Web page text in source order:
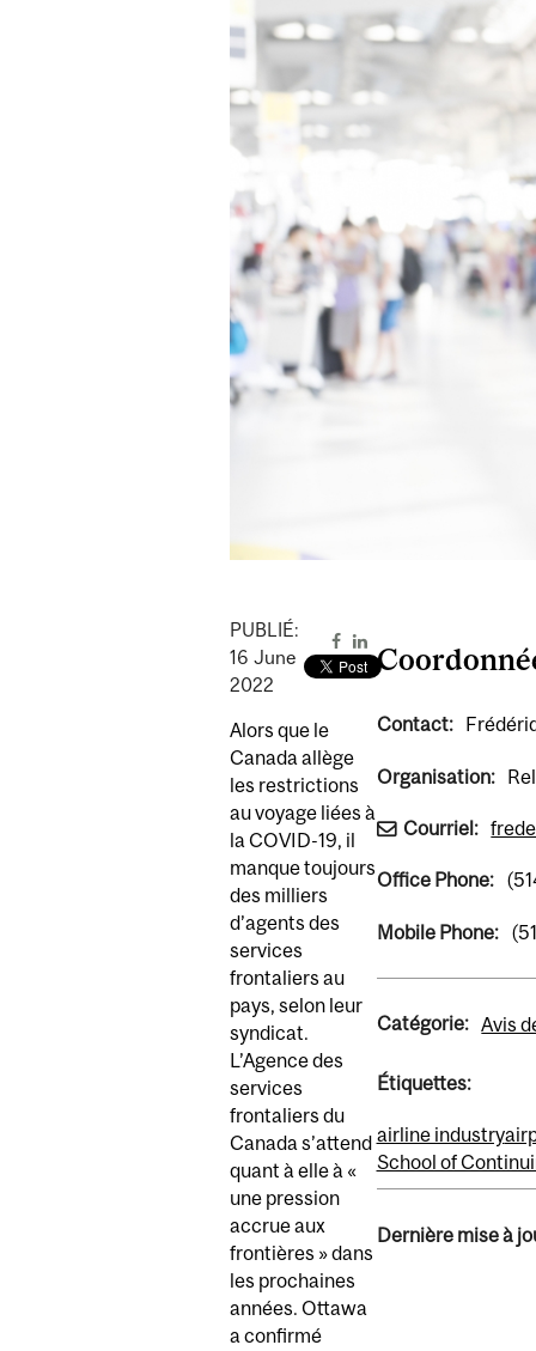
PUBLIÉ:
16 June
2022
Alors que le
Canada allège
les restrictions
au voyage liées à
la COVID-19, il
manque toujours
des milliers
d’agents des
services
frontaliers au
pays, selon leur
syndicat.
L’Agence des
services
frontaliers du
Canada s’attend
quant à elle à «
une pression
accrue aux
frontières » dans
les prochaines
années. Ottawa
a confirmé
Contact:
Organisation:
Courriel:
Office Phone:
Mobile Phone:
Catégorie: Avis
Étiquettes:
airline industry
School of
Dernière mise à